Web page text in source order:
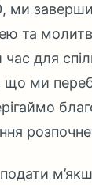
ми
та
час для
що ми